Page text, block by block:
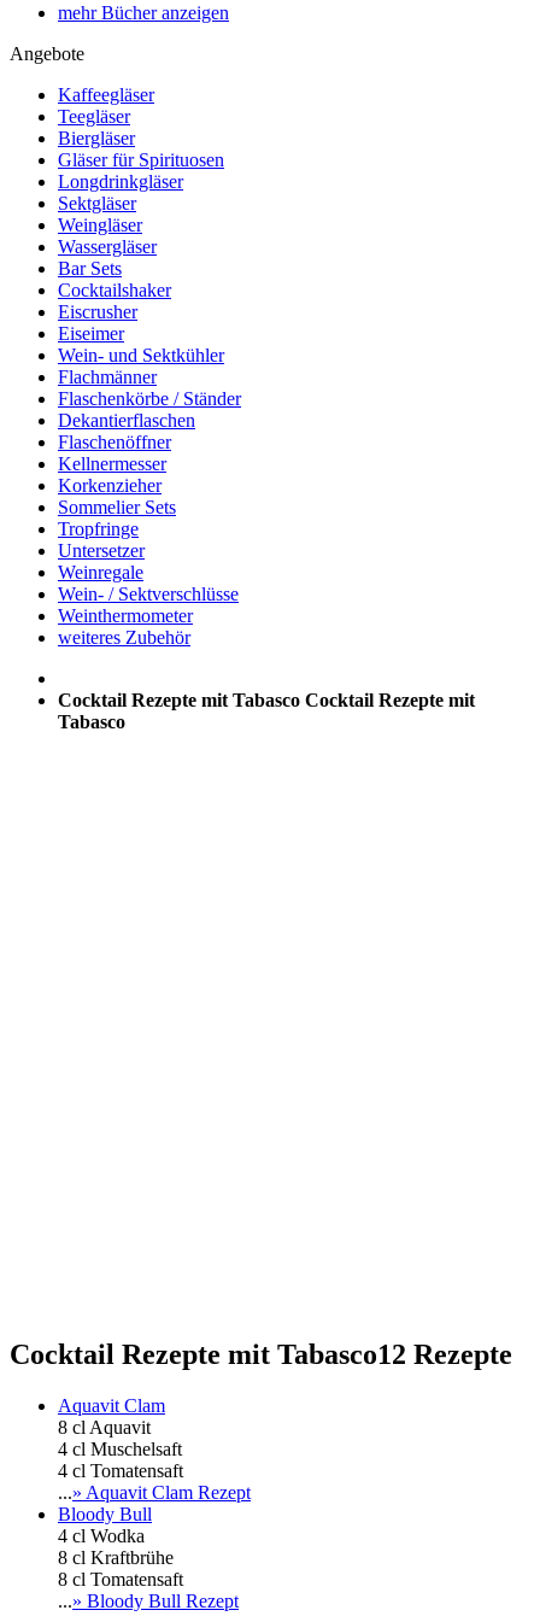
mehr Bücher anzeigen
Angebote
Kaffeegläser
Teegläser
Biergläser
Gläser für Spirituosen
Longdrinkgläser
Sektgläser
Weingläser
Wassergläser
Bar Sets
Cocktailshaker
Eiscrusher
Eiseimer
Wein- und Sektkühler
Flachmänner
Flaschenkörbe / Ständer
Dekantierflaschen
Flaschenöffner
Kellnermesser
Korkenzieher
Sommelier Sets
Tropfringe
Untersetzer
Weinregale
Wein- / Sektverschlüsse
Weinthermometer
weiteres Zubehör
Cocktail Rezepte mit Tabasco Cocktail Rezepte mit
Tabasco
Cocktail Rezepte mit Tabasco12 Rezepte
Aquavit Clam
8 cl Aquavit
4 cl Muschelsaft
4 cl Tomatensaft
...» Aquavit Clam Rezept
Bloody Bull
4 cl Wodka
8 cl Kraftbrühe
8 cl Tomatensaft
...» Bloody Bull Rezept